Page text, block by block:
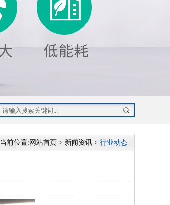
当前位置: 网站首页 > 新闻资讯 > 行业动态